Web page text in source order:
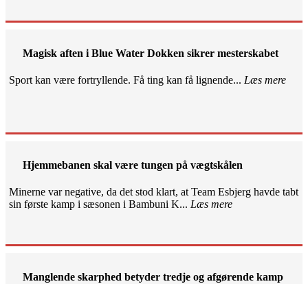
Magisk aften i Blue Water Dokken sikrer mesterskabet
Sport kan være fortryllende. Få ting kan få lignende... Læs mere
Hjemmebanen skal være tungen på vægtskålen
Minerne var negative, da det stod klart, at Team Esbjerg havde tabt
sin første kamp i sæsonen i Bambuni K... Læs mere
Manglende skarphed betyder tredje og afgørende kamp